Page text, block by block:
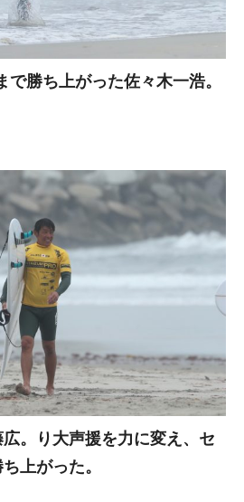
で勝ち上がった佐々木一浩。
。り大声援を力に変え、セ
上がった。